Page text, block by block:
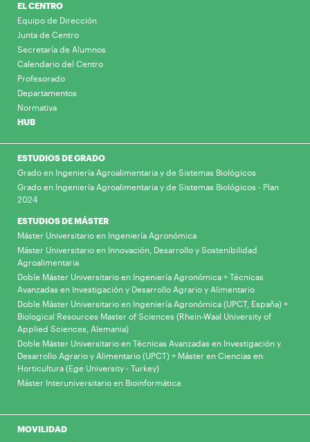
EL CENTRO
Equipo de Dirección
Junta de Centro
Secretaría de Alumnos
Calendario del Centro
Profesorado
Departamentos
Normativa
HUB
ESTUDIOS DE GRADO
Grado en Ingeniería Agroalimentaria y de Sistemas Biológicos
Grado en Ingeniería Agroalimentaria y de Sistemas Biológicos - Plan
2024
ESTUDIOS DE MÁSTER
Máster Universitario en Ingeniería Agronómica
Máster Universitario en Innovación, Desarrollo y Sostenibilidad
Agroalimentaria
Doble Máster Universitario en Ingeniería Agronómica + Técnicas
Avanzadas en Investigación y Desarrollo Agrario y Alimentario
Doble Máster Universitario en Ingeniería Agronómica (UPCT, España) +
Biological Resources Master of Sciences (Rhein-Waal University of
Applied Sciences, Alemania)
Doble Máster Universitario en Técnicas Avanzadas en Investigación y
Desarrollo Agrario y Alimentario (UPCT) + Máster en Ciencias en
Horticultura (Ege University - Turkey)
Máster Interuniversitario en Bioinformática
MOVILIDAD